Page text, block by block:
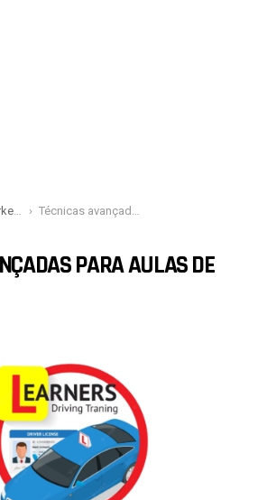
Técnicas avançadas para aulas de direção
PARA AULAS DE